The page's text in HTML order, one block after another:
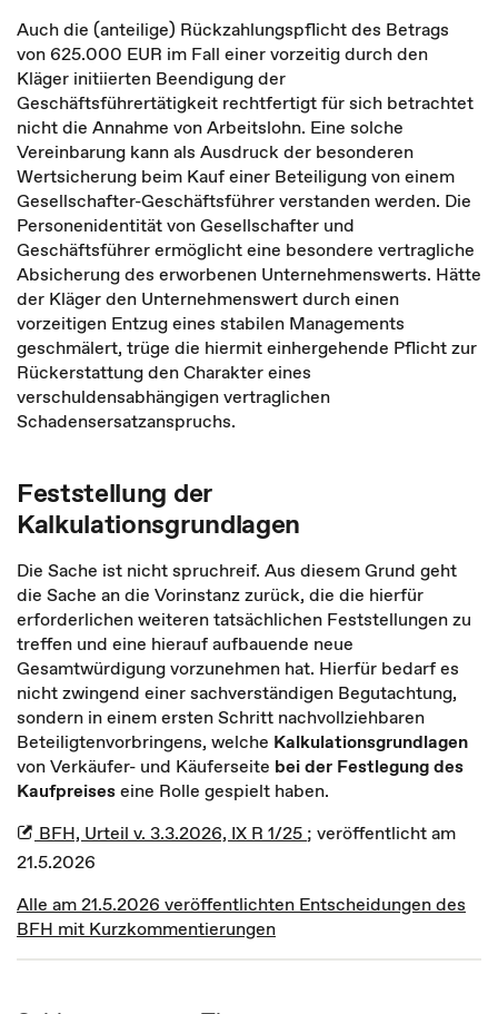
Auch die (anteilige) Rückzahlungspflicht des Betrags
von 625.000 EUR im Fall einer vorzeitig durch den
Kläger initiierten Beendigung der
Geschäftsführertätigkeit rechtfertigt für sich betrachtet
nicht die Annahme von Arbeitslohn. Eine solche
Vereinbarung kann als Ausdruck der besonderen
Wertsicherung beim Kauf einer Beteiligung von einem
Gesellschafter-Geschäftsführer verstanden werden. Die
Personenidentität von Gesellschafter und
Geschäftsführer ermöglicht eine besondere vertragliche
Absicherung des erworbenen Unternehmenswerts. Hätte
der Kläger den Unternehmenswert durch einen
vorzeitigen Entzug eines stabilen Managements
geschmälert, trüge die hiermit einhergehende Pflicht zur
Rückerstattung den Charakter eines
verschuldensabhängigen vertraglichen
Schadensersatzanspruchs.
Feststellung der
Kalkulationsgrundlagen
Die Sache ist nicht spruchreif. Aus diesem Grund geht
die Sache an die Vorinstanz zurück, die die hierfür
erforderlichen weiteren tatsächlichen Feststellungen zu
treffen und eine hierauf aufbauende neue
Gesamtwürdigung vorzunehmen hat. Hierfür bedarf es
nicht zwingend einer sachverständigen Begutachtung,
sondern in einem ersten Schritt nachvollziehbaren
Beteiligtenvorbringens, welche Kalkulationsgrundlagen
von Verkäufer- und Käuferseite bei der Festlegung des
Kaufpreiseseine Rolle gespielt haben.
BFH, Urteil v. 3.3.2026, IX R 1/25 ; veröffentlicht am
21.5.2026
Alle am 21.5.2026 veröffentlichten Entscheidungen des
BFH mit Kurzkommentierungen